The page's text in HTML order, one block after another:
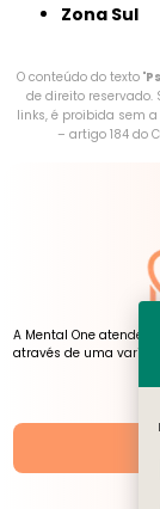
Zona Sul
O conteúdo do texto "
de direito reservado.
links, é proibida sem
– artigo 184 do
A Mental One atende
através de uma